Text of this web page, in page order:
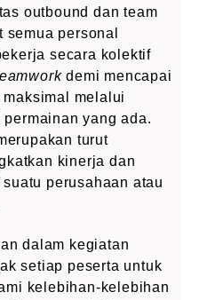
outbound dan team
semua personal
secara kolektif
demi mencapai
melalui
yang ada.
turut
kinerja dan
perusahaan atau
dalam kegiatan
setiap peserta untuk
kelebihan-kelebihan